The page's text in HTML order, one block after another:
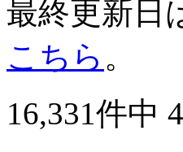
最終更新日
こちら 。
16,331件中